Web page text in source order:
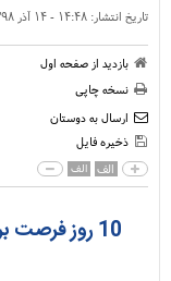
تاریخ انتشار: ۱۴:۴۸ - ۱۴ آذر ۱۳۹۸
بازدید از صفحه اول
نسخه چاپی
ارسال به دوستان
ذخیره فایل
الف الف
10 روز